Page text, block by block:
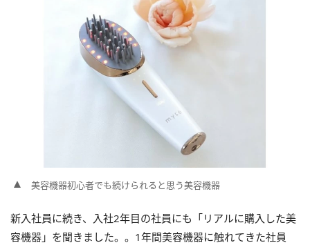
美容機器初心者でも続けられると思う美容機器
新入社員に続き、入社2年目の社員にも「リアルに購入した美
容機器」を聞きました。。1年間美容機器に触れてきた社員